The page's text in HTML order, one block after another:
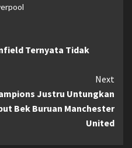
Ternyata Tidak
Next
Justru Untungkan
Bek Buruan Manchester
United